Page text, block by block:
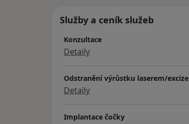
Služby a ceník služeb
Konzultace
Detaily
Odstranění výrůstku laserem/excize
Detaily
Implantace čočky